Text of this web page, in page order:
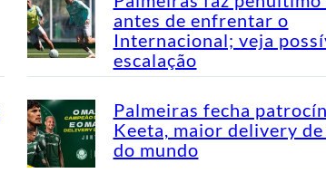
antes de enfrentar o
Internacional; veja
escalação
Palmeiras fecha
Keeta, maior delivery
do mundo